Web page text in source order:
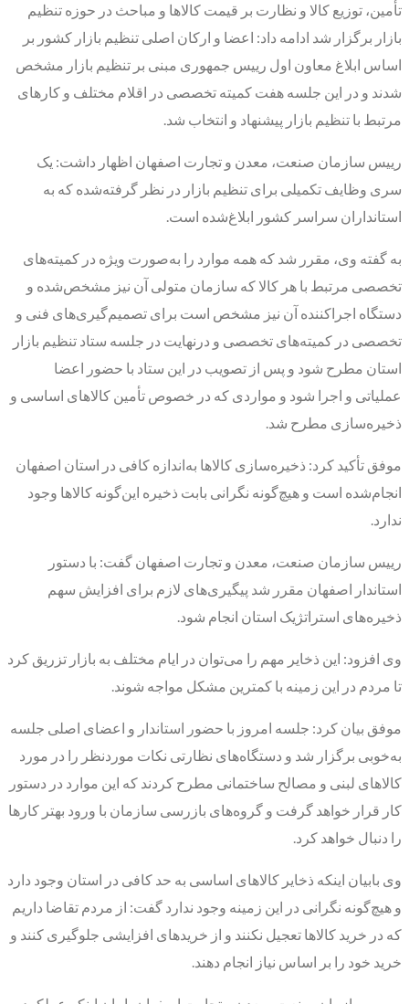
تأمین، توزیع کالا و نظارت بر قیمت کالاها و مباحث در حوزه تنظیم
بازار برگزار شد ادامه داد: اعضا و ارکان اصلی تنظیم بازار کشور بر
اساس ابلاغ معاون اول رییس جمهوری مبنی بر تنظیم بازار مشخص
شدند و در این جلسه هفت کمیته تخصصی در اقلام مختلف و کارهای
مرتبط با تنظیم بازار پیشنهاد و انتخاب شد.
رییس سازمان صنعت، معدن و تجارت اصفهان اظهار داشت: یک
سری وظایف تکمیلی برای تنظیم بازار در نظر گرفته‌شده که به
استانداران سراسر کشور ابلاغ‌شده است.
به گفته وی، مقرر شد که همه موارد را به‌صورت ویژه در کمیته‌های
تخصصی مرتبط با هر کالا که سازمان متولی آن نیز مشخص‌شده و
دستگاه اجراکننده آن نیز مشخص است برای تصمیم‌گیری‌های فنی و
تخصصی در کمیته‌های تخصصی و درنهایت در جلسه ستاد تنظیم بازار
استان مطرح شود و پس از تصویب در این ستاد با حضور اعضا
عملیاتی و اجرا شود و مواردی که در خصوص تأمین کالاهای اساسی و
ذخیره‌سازی مطرح شد.
موفق تأکید کرد: ذخیره‌سازی کالاها به‌اندازه کافی در استان اصفهان
انجام‌شده است و هیچ‌گونه نگرانی بابت ذخیره این‌گونه کالاها وجود
ندارد.
رییس سازمان صنعت، معدن و تجارت اصفهان گفت: با دستور
استاندار اصفهان مقرر شد پیگیری‌های لازم برای افزایش سهم
ذخیره‌های استراتژیک استان انجام شود.
وی افزود: این ذخایر مهم را می‌توان در ایام مختلف به بازار تزریق کرد
تا مردم در این زمینه با کمترین مشکل مواجه شوند.
موفق بیان کرد: جلسه امروز با حضور استاندار و اعضای اصلی جلسه
به‌خوبی برگزار شد و دستگاه‌های نظارتی نکات موردنظر را در مورد
کالاهای لبنی و مصالح ساختمانی مطرح کردند که این موارد در دستور
کار قرار خواهد گرفت و گروه‌های بازرسی سازمان با ورود بهتر کارها
را دنبال خواهد کرد.
وی بابیان اینکه ذخایر کالاهای اساسی به حد کافی در استان وجود دارد
و هیچ‌گونه نگرانی در این زمینه وجود ندارد گفت: از مردم تقاضا داریم
که در خرید کالاها تعجیل نکنند و از خریدهای افزایشی جلوگیری کنند و
خرید خود را بر اساس نیاز انجام دهند.